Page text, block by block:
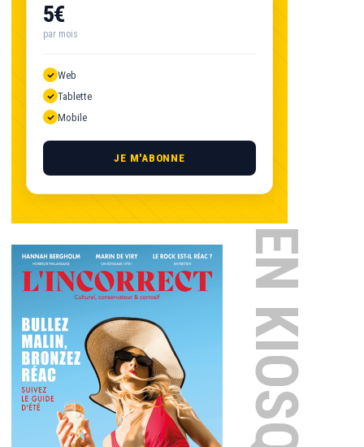
5€
par mois
Web
Tablette
Mobile
JE M'ABONNE
EN KIOSQUE